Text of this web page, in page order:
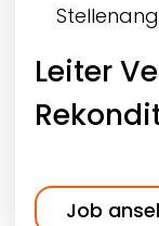
Leiter
Job